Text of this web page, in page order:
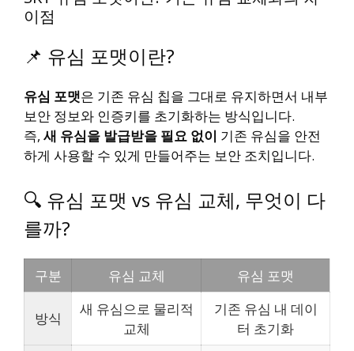
이점
📌 유심 포맷이란?
유심 포맷은 기존 유심 칩을 그대로 유지하면서 내부
보안 정보와 인증키를 초기화하는 방식입니다.
즉, 새 유심을 발급받을 필요 없이 기존 유심을 안전
하게 사용할 수 있게 만들어주는 보안 조치입니다.
🔍 유심 포맷 vs 유심 교체, 무엇이 다
를까?
구분 유심 교체 유심 포맷
방식
새 유심으로 물리적
교체
기존 유심 내 데이
터 초기화